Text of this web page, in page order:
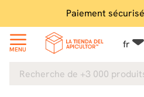
Paiement sécurisé
MENU fr